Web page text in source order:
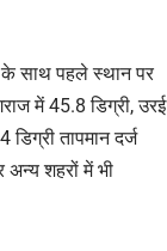
के साथ पहले स्थान पर
में 45.8 डिग्री, उरई
तापमान दर्ज
शहरों में भी